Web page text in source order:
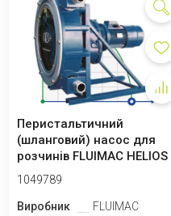
Перистальтичний
(шланговий) насос для
розчинів FLUIMAC HELIOS
ASP 40 IX 5140 ...
1049789
Виробник
FLUIMAC